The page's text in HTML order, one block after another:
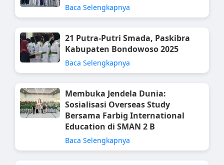
Baca Selengkapnya
21 Putra-Putri Smada, Paskibra
Kabupaten Bondowoso 2025
Baca Selengkapnya
Membuka Jendela Dunia:
Sosialisasi Overseas Study
Bersama Farbig International
Education di SMAN 2 B
Baca Selengkapnya